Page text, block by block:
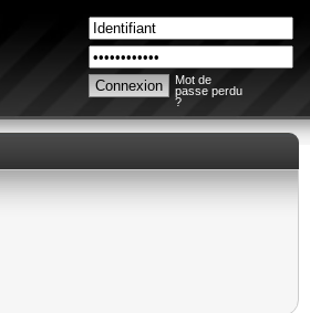
Mot de
passe perdu
?